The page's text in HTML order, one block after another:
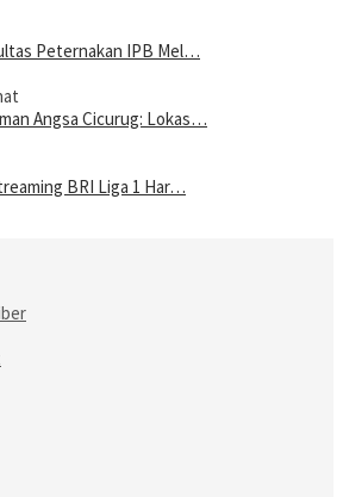
Peternakan IPB Mel…
Angsa Cicurug: Lokas…
BRI Liga 1 Har…